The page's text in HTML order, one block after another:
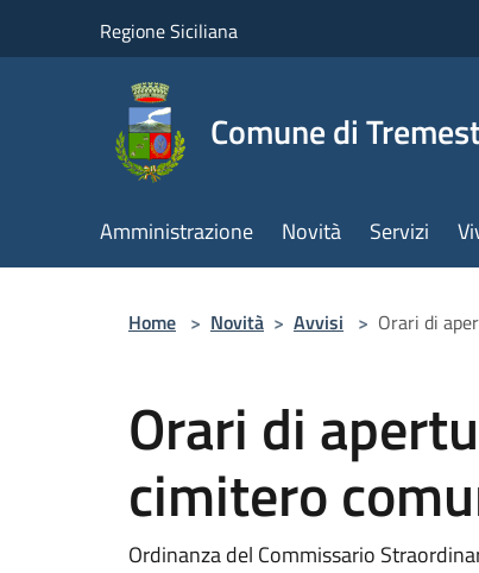
Regione Siciliana
Comune di
Amministrazione Novità Servizi
Home > Novità > Avvisi > Orari di
Orari di
cimitero
Ordinanza del Commissario